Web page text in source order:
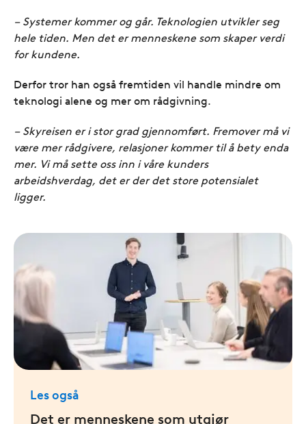
– Systemer kommer og går. Teknologien utvikler seg
hele tiden. Men det er menneskene som skaper verdi
for kundene.
Derfor tror han også fremtiden vil handle mindre om
teknologi alene og mer om rådgivning.
– Skyreisen er i stor grad gjennomført. Fremover må vi
være mer rådgivere, relasjoner kommer til å bety enda
mer. Vi må sette oss inn i våre kunders
arbeidshverdag, det er der det store potensialet
ligger.
Les også
Det er menneskene som utgjør